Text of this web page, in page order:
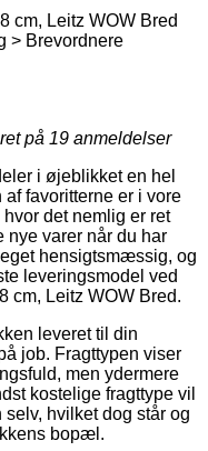
cm, Leitz WOW Bred
> Brevordnere
på 19 anmeldelser
i øjeblikket en hel
favoritterne er i vore
det nemlig er ret
nye varer når du har
hensigtsmæssig, og
leveringsmodel ved
cm, Leitz WOW Bred.
leveret til din
job. Fragttypen viser
men ydermere
kostelige fragttype vil
hvilket dog står og
bopæl.